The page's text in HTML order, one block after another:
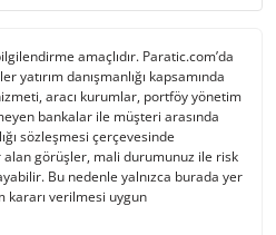
amaçlıdır. Paratic.com’da
danışmanlığı kapsamında
aracı kurumlar, portföy yönetim
bankalar ile müşteri arasında
sözleşmesi çerçevesinde
alan görüşler, mali durumunuz ile risk
Bu nedenle yalnızca burada yer
kararı verilmesi uygun